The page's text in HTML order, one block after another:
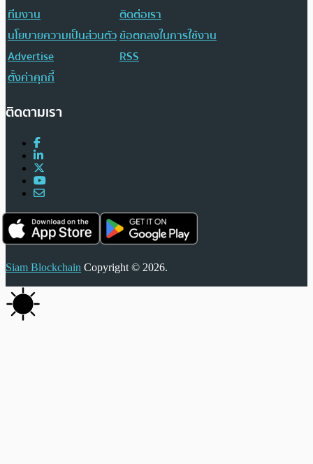
ทีมงาน
ติดต่อเรา
นโยบายความเป็นส่วนตัวข้อตกลงในการใช้งาน
Advertise
RSS
ตั้งค่าคุกกี้
ติดตามเรา
Siam Blockchain Copyright © 2026.